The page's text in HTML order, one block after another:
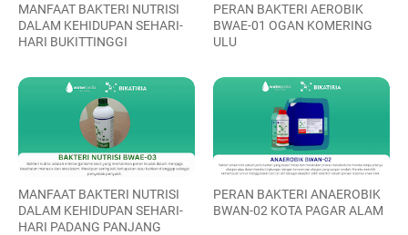
MANFAAT BAKTERI NUTRISI
DALAM KEHIDUPAN SEHARI-
HARI BUKITTINGGI
PERAN BAKTERI AEROBIK
BWAE-01 OGAN KOMERING
ULU
MANFAAT BAKTERI NUTRISI
DALAM KEHIDUPAN SEHARI-
HARI PADANG PANJANG
PERAN BAKTERI ANAEROBIK
BWAN-02 KOTA PAGAR ALAM